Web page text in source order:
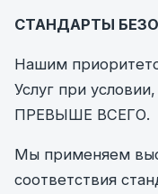
СТАНДАРТЫ
Нашим
Услуг при
ПРЕВЫШЕ ВСЕГО.
Мы применяем
соответствия